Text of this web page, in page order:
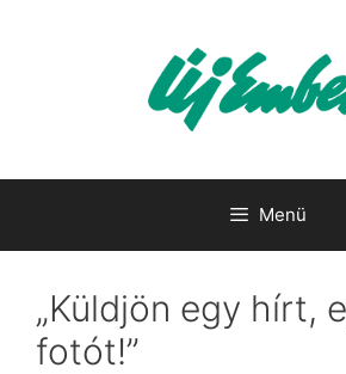
Menü
„Küldjön egy hírt,
fotót!”